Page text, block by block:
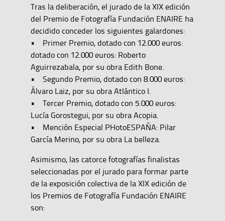
Tras la deliberación, el jurado de la XIX edición
del Premio de Fotografía Fundación ENAIRE ha
decidido conceder los siguientes galardones:
• Primer Premio, dotado con 12.000 euros:
dotado con 12.000 euros: Roberto
Aguirrezabala, por su obra Edith Bone.
• Segundo Premio, dotado con 8.000 euros:
Álvaro Laiz, por su obra Atlántico I.
• Tercer Premio, dotado con 5.000 euros:
Lucía Gorostegui, por su obra Acopia.
• Mención Especial PHotoESPAÑA: Pilar
García Merino, por su obra La belleza.
Asimismo, las catorce fotografías finalistas
seleccionadas por el jurado para formar parte
de la exposición colectiva de la XIX edición de
los Premios de Fotografía Fundación ENAIRE
son: